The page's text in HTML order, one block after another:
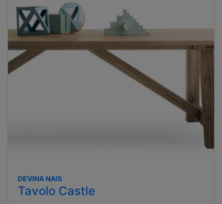
DEVINA NAIS
Tavolo Castle